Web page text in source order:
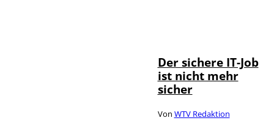
Der sichere IT-Job
ist nicht mehr
sicher
Von WTV Redaktion